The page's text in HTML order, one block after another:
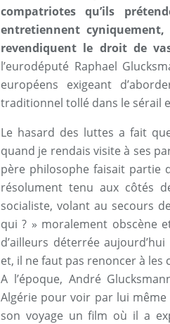
compatriotes qu’ils
entretiennent
revendiquent le droit de
l’eurodéputé Raphael
européens exigeant
traditionnel tollé dans le sérail
Le hasard des luttes a fait
quand je rendais visite à ses
père philosophe faisait partie
résolument tenu aux côtés
socialiste, volant au secours
qui ? » moralement obscène
d’ailleurs déterrée
et, il ne faut pas renoncer à
A l’époque, André
Algérie pour voir par lui
son voyage un film où il a